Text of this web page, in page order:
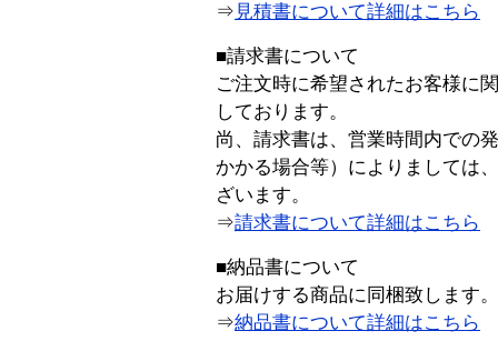
⇒ 見積書について詳細はこちら
■請求書について
ご注文時に希望されたお客様に
しております。
尚、請求書は、営業時間内での
かかる場合等）によりましては
ざいます。
⇒請求書について詳細はこちら
■納品書について
お届けする商品に同梱致します。
⇒納品書について詳細はこちら